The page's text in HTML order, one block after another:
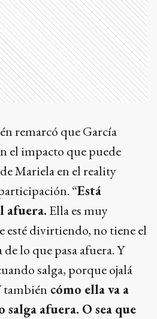
remarcó que García
el impacto que puede
Mariela en el reality
“Está
afuera.Ella es muy
esté divirtiendo, no tiene el
de lo que pasa afuera. Y
salga, porque ojalá
también cómo ella va a
afuera. O sea que